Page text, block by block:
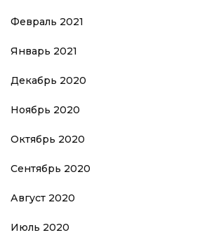
Февраль 2021
Январь 2021
Декабрь 2020
Ноябрь 2020
Октябрь 2020
Сентябрь 2020
Август 2020
Июль 2020